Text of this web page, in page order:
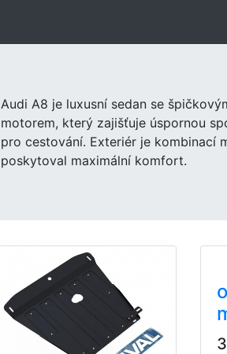
Audi A8 je luxusní sedan se
motorem, který zajišťuje úspornou
pro cestování. Exteriér je kombinací
poskytoval maximální komfort.